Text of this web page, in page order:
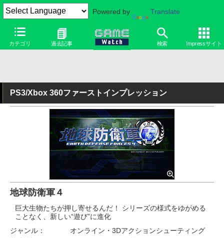
Powered by Translate
カテゴリ 過去記事 検索 Impressサイト
PS3/Xbox 360ファーストインプレッション
地球防衛軍４
巨大生物たちが押し寄せるんだ！ シリーズの様式をゆがめる
ことなく、新しい“遊び”に進化
ジャンル：
オンライン・3Dアクションシューティング